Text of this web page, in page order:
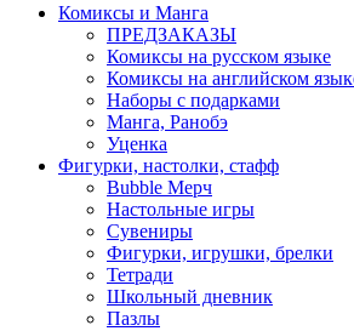
Комиксы и Манга
ПРЕДЗАКАЗЫ
Комиксы на русском языке
Комиксы на английском
Наборы с подарками
Манга, Ранобэ
Уценка
Фигурки, настолки, стафф
Bubble Мерч
Настольные игры
Сувениры
Фигурки, игрушки, брелки
Тетради
Школьный дневник
Пазлы